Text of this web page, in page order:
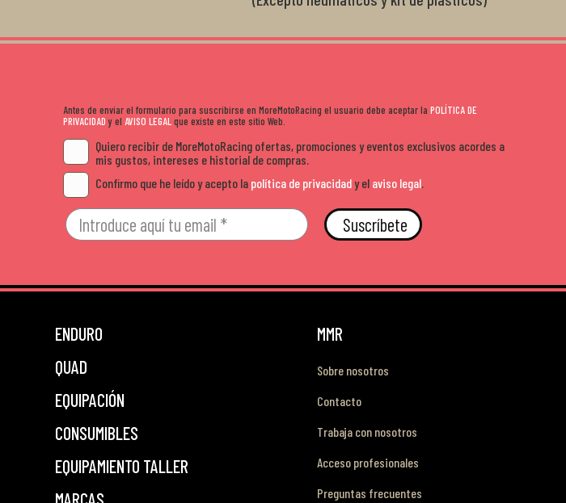
Antes de enviar el formulario para suscribirse en MoreMotoRacing el usuario debe aceptar la POLÍTICA DE
PRIVACIDADy el AVISO LEGALque existe en este sitio Web.
Quiero recibir de MoreMotoRacing ofertas, promociones y eventos exclusivos acordes a
mis gustos, intereses e historial de compras.
Confirmo que he leído y acepto la política de privacidady el aviso legal.
Suscríbete
ENDURO
QUAD
EQUIPACIÓN
CONSUMIBLES
EQUIPAMIENTO TALLER
MMR
Sobre nosotros
Contacto
Trabaja con nosotros
Acceso profesionales
Preguntas frecuentes